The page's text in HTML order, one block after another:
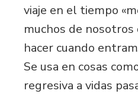
viaje en el tiempo
muchos de
hacer cuando
Se usa en cosas
regresiva a vidas